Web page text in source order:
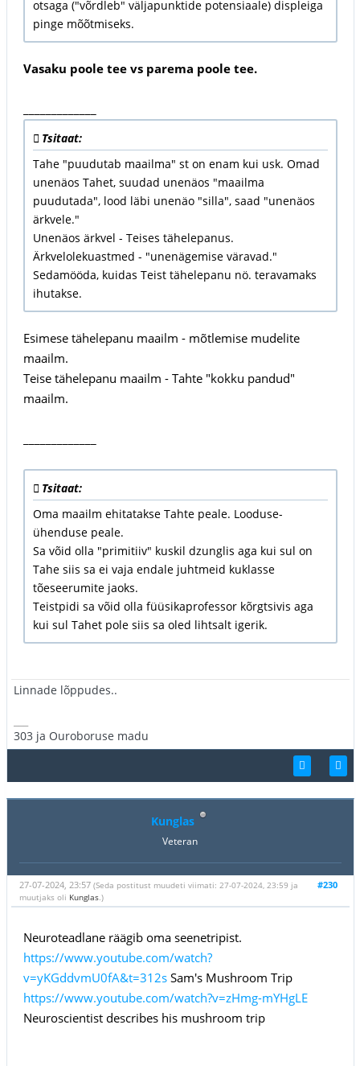
otsaga ("võrdleb" väljapunktide potensiaale) displeiga
pinge mõõtmiseks.
Vasaku poole tee vs parema poole tee.
Tsitaat:
Tahe "puudutab maailma" st on enam kui usk. Omad
unenäos Tahet, suudad unenäos "maailma
puudutada", lood läbi unenäo "silla", saad "unenäos
ärkvele."
Unenäos ärkvel - Teises tähelepanus.
Ärkvelolekuastmed - "unenägemise väravad."
Sedamööda, kuidas Teist tähelepanu nö. teravamaks
ihutakse.
Esimese tähelepanu maailm - mõtlemise mudelite
maailm.
Teise tähelepanu maailm - Tahte "kokku pandud"
maailm.
Tsitaat:
Oma maailm ehitatakse Tahte peale. Looduse-
ühenduse peale.
Sa võid olla "primitiiv" kuskil dzunglis aga kui sul on
Tahe siis sa ei vaja endale juhtmeid kuklasse
tõeseerumite jaoks.
Teistpidi sa võid olla füüsikaprofessor kõrgtsivis aga
kui sul Tahet pole siis sa oled lihtsalt igerik.
Linnade lõppudes..
303 ja Ouroboruse madu
Kunglas
Veteran
#230
27-07-2024, 23:57 (Seda postitust muudeti viimati: 27-07-2024, 23:59 ja
muutjaks oli Kunglas.)
Neuroteadlane räägib oma seenetripist.
https://www.youtube.com/watch?
v=yKGddvmU0fA&t=312sSam's Mushroom Trip
https://www.youtube.com/watch?v=zHmg-mYHgLE
Neuroscientist describes his mushroom trip